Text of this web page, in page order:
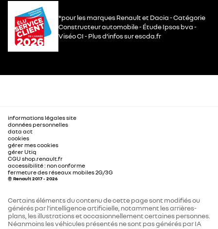
*pour les marques Renault et Dacia - Catégorie
Constructeur automobile - Étude Ipsos bva -
Viséo CI - Plus d’infos sur escda.fr
informations légales site
données personnelles
data act
cookies
gérer mes cookies
gérer Utiq
CGU shop.renault.fr
accessibilité : non conforme
fermeture des réseaux mobiles 2G/3G
© Renault 2017 - 2026
Certains éléments du contenu de cette page sont modifiés ou
générés par l'intelligence artificielle, notamment les arrières-
plans, les illustrations et occasionnellement certaines personnes.
Néanmoins les véhicules présentés ne sont pas générés par IA